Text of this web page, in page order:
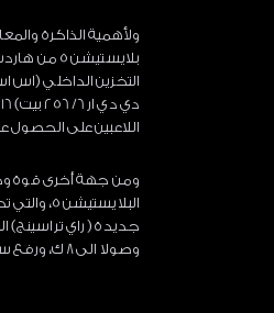
ولأهمية الذاكرة
اللاعبين على
ومن جهة أخرى قوة
وصولا الى 8 ك، ورفع سرعة الإطارات لتدعم 120 إطار في الثانية